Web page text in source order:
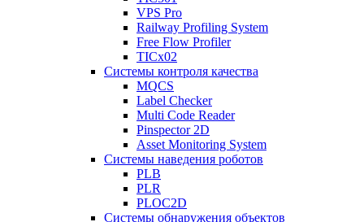
VPS Pro
Railway Profiling System
Free Flow Profiler
TICx02
Системы контроля качества
MQCS
Label Checker
Multi Code Reader
Pinspector 2D
Asset Monitoring System
Системы наведения роботов
PLB
PLR
PLOC2D
Системы обнаружения объектов